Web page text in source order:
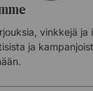
vinkkejä ja
ja